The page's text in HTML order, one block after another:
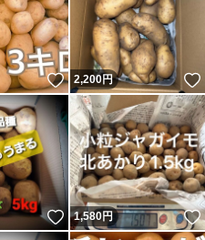
いいね！
2,200円
いいね！
1,580円